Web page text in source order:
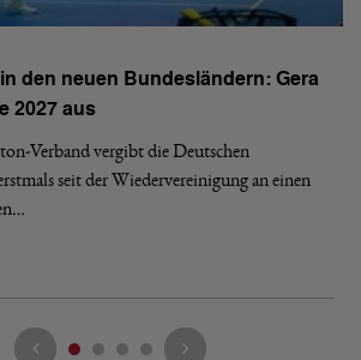
den neuen Bundesländern: Gera
2027 aus
Verband vergibt die Deutschen
seit der Wiedervereinigung an einen